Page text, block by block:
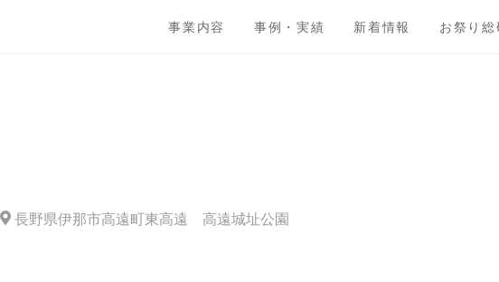
事業内容 事例・実績 新着情報 お祭り総
長野県伊那市高遠町東高遠 高遠城址公園